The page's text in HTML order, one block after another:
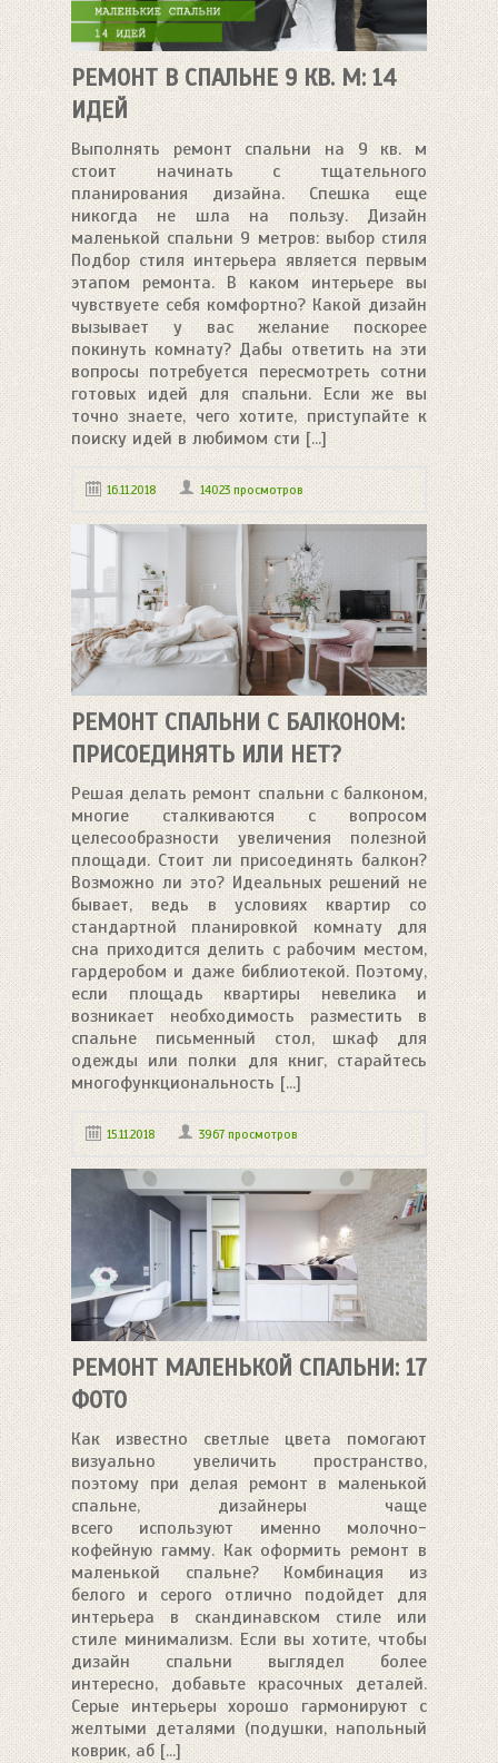
РЕМОНТ В СПАЛЬНЕ 9 КВ. М: 14
ИДЕЙ
Выполнять ремонт спальни на 9 кв. м
стоит начинать с тщательного
планирования дизайна. Спешка еще
никогда не шла на пользу. Дизайн
маленькой спальни 9 метров: выбор стиля
Подбор стиля интерьера является первым
этапом ремонта. В каком интерьере вы
чувствуете себя комфортно? Какой дизайн
вызывает у вас желание поскорее
покинуть комнату? Дабы ответить на эти
вопросы потребуется пересмотреть сотни
готовых идей для спальни. Если же вы
точно знаете, чего хотите, приступайте к
поиску идей в любимом сти [...]
16.11.2018 14023 просмотров
РЕМОНТ СПАЛЬНИ С БАЛКОНОМ:
ПРИСОЕДИНЯТЬ ИЛИ НЕТ?
Решая делать ремонт спальни с балконом,
многие сталкиваются с вопросом
целесообразности увеличения полезной
площади. Стоит ли присоединять балкон?
Возможно ли это? Идеальных решений не
бывает, ведь в условиях квартир со
стандартной планировкой комнату для
сна приходится делить с рабочим местом,
гардеробом и даже библиотекой. Поэтому,
если площадь квартиры невелика и
возникает необходимость разместить в
спальне письменный стол, шкаф для
одежды или полки для книг, старайтесь
многофункциональность [...]
15.11.2018 3967 просмотров
РЕМОНТ МАЛЕНЬКОЙ СПАЛЬНИ: 17
ФОТО
Как известно светлые цвета помогают
визуально увеличить пространство,
поэтому при делая ремонт в маленькой
спальне, дизайнеры чаще
всего используют именно молочно-
кофейную гамму. Как оформить ремонт в
маленькой спальне? Комбинация из
белого и серого отлично подойдет для
интерьера в скандинавском стиле или
стиле минимализм. Если вы хотите, чтобы
дизайн спальни выглядел более
интересно, добавьте красочных деталей.
Серые интерьеры хорошо гармонируют с
желтыми деталями (подушки, напольный
коврик, аб [...]